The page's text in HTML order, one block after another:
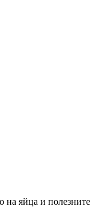
на яйца и